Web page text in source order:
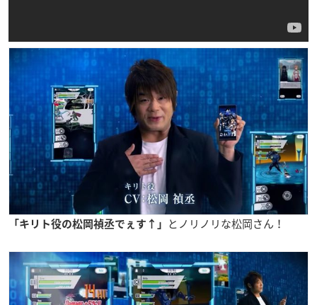
「キリト役の松岡禎丞でぇす↑」 とノリノリな松岡さん！